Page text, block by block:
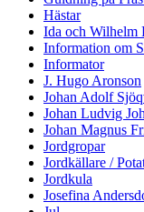
Hästar
Ida och Wilhelm
Information om
Informator
J. Hugo Aronson
Johan Adolf
Johan Ludvig
Johan Magnus
Jordgropar
Jordkällare /
Jordkula
Josefina